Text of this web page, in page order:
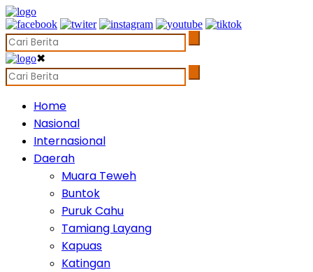
✖
Home
Nasional
Internasional
Daerah
Muara Teweh
Buntok
Puruk Cahu
Tamiang Layang
Kapuas
Katingan